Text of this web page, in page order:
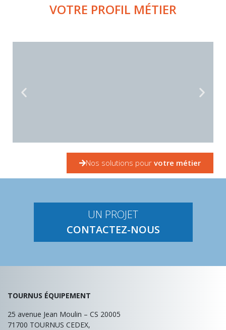
VOTRE PROFIL MÉTIER
RESTAURANT D'ENTREPRISE
En savoir +
Nos solutions pour votre métier
UN PROJET
CONTACTEZ-NOUS
TOURNUS ÉQUIPEMENT
25 avenue Jean Moulin – CS 20005
71700 TOURNUS CEDEX,